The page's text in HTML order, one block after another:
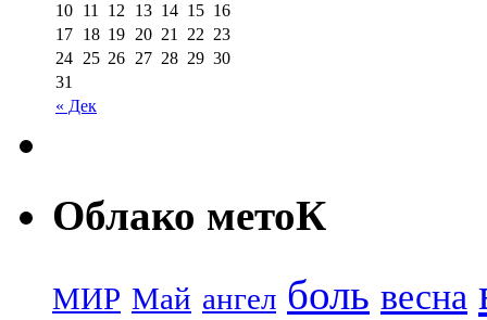
« Дек
10 11 12 13 14 15 16
17 18 19 20 21 22 23
24 25 26 27 28 29 30
31
Облако метоК
МИР Май ангел боль весна